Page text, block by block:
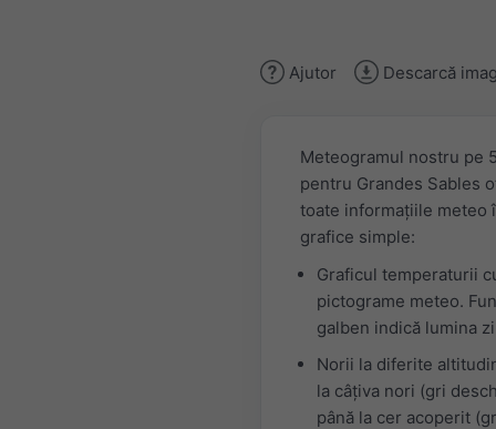
Ajutor Descarcă
Meteogramul nostru pe
pentru Grandes Sables
toate informațiile meteo
grafice simple:
Graficul temperaturii
pictograme meteo.
galben indică lumina
Norii la diferite
la câțiva nori (gri
până la cer acoperit